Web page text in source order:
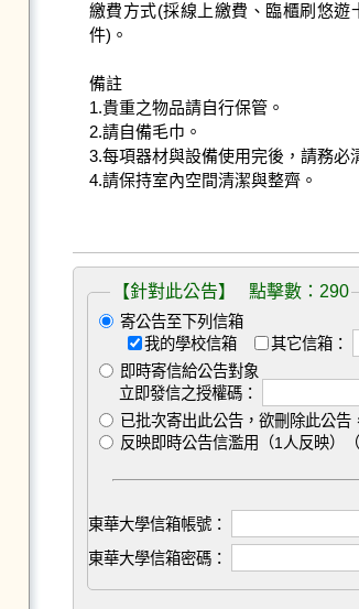
繳費方式(採線上繳費、臨櫃刷悠
件)。
備註
1.貴重之物品請自行保管。
2.請自備毛巾。
3.每項器材與設備使用完後，請務必
4.請保持室內空間清潔與整齊。
【針對此公告】 點擊數：290
寄公告至下列信箱
我的學校信箱
其它信箱：
即時寄信給公告對象
立即發信之授權碼：
已批次寄出此公告，欲刪除此公告
反映即時公告信濫用（1人反映）（
東華大學信箱帳號：
東華大學信箱密碼：